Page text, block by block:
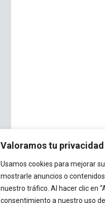
Valoramos tu privacidad
Usamos cookies para mejorar
mostrarle anuncios o
nuestro tráfico. Al hacer clic en
consentimiento a nuestro uso de